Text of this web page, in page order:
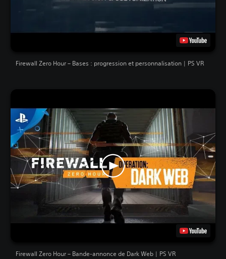
Firewall Zero Hour – Bases : progression et personnalisation | PS VR
Firewall Zero Hour – Bande-annonce de Dark Web | PS VR